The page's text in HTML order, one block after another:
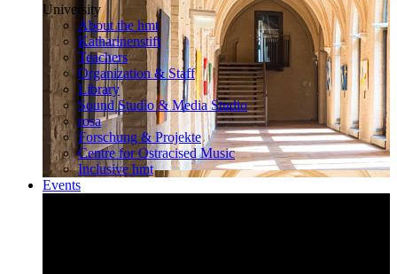
University
About the hmt
Katharinenstift
Teachers
Organization & Staff
Library
Sound Studio & Media Studio
rosa
Forschung & Projekte
Centre for Ostracised Music
Inclusive hmt
Events